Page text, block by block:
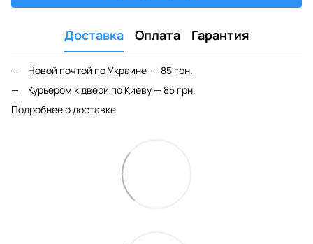
Доставка Оплата Гарантия
Новой почтой по Украине — 85 грн.
Курьером к двери по Киеву — 85 грн.
Подробнее о доставке